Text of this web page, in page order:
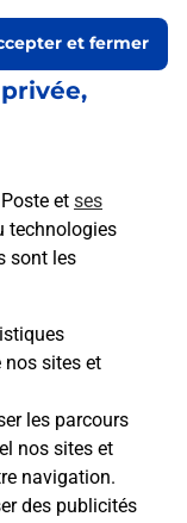
et ses
technologies
sont les
nos sites et
les parcours
nos sites et
navigation.
des publicités
et fermer